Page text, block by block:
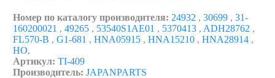
Номер по каталогу производителя: 24932 , 30699 , 31-
160200021 , 49265 , 53540S1AE01 , 5370413 , ADH28762 ,
FL570-B , G1-681 , HNA05915 , HNA15210 , HNA28914 ,
HO,
Артикул: TI-409
Производитель: JAPANPARTS